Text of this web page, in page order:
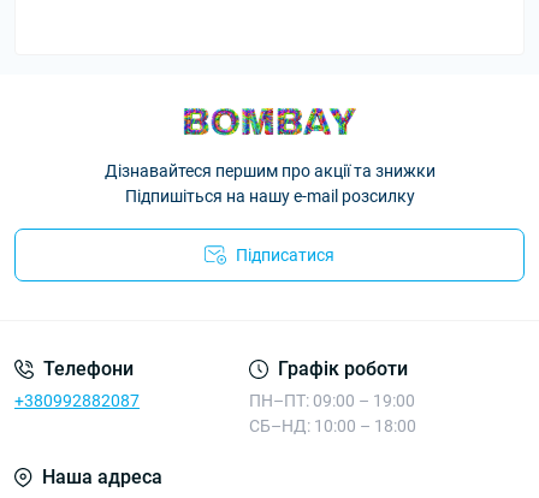
Дізнавайтеся першим про акції та знижки
Підпишіться на нашу e-mail розсилку
Підписатися
Телефони
+380992882087
Графік роботи
ПН–ПТ: 09:00 – 19:00
СБ–НД: 10:00 – 18:00
Наша адреса